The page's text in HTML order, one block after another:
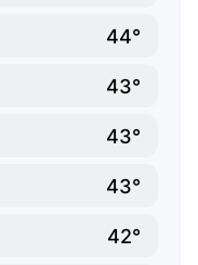
44°
43°
43°
43°
42°